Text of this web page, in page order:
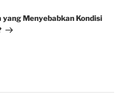
Menyebabkan Kondisi